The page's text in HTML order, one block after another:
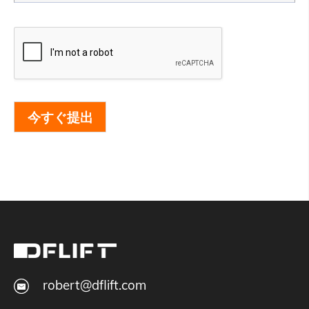
今すぐ提出
robert@dflift.com